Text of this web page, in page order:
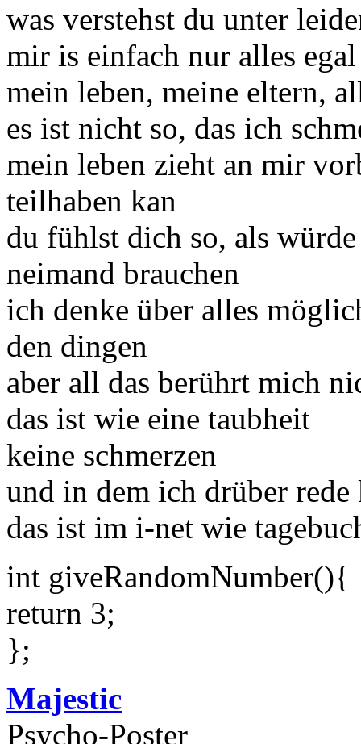
was verstehst du unter
mir is einfach nur alles egal
mein leben, meine eltern,
es ist nicht so, das ich
mein leben zieht an mir
teilhaben kan
du fühlst dich so, als
neimand brauchen
ich denke über alles
den dingen
aber all das berührt mich
das ist wie eine taubheit
keine schmerzen
und in dem ich drüber rede
das ist im i-net wie
int giveRandomNumber(){
return 3;
};
Majestic
Psycho-Poster